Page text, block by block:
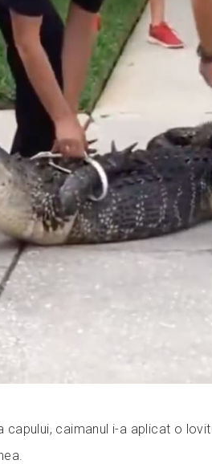
caimanul i-a aplicat o